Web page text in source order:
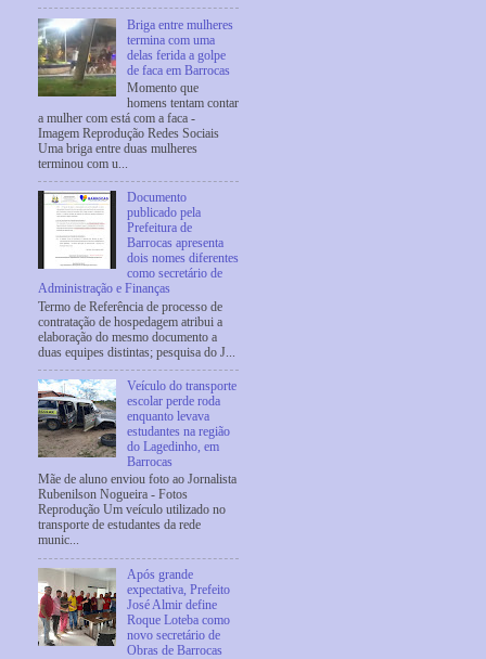
Briga entre mulheres
termina com uma
delas ferida a golpe
de faca em Barrocas
Momento que
homens tentam contar
a mulher com está com a faca -
Imagem Reprodução Redes Sociais
Uma briga entre duas mulheres
terminou com u...
Documento
publicado pela
Prefeitura de
Barrocas apresenta
dois nomes diferentes
como secretário de
Administração e Finanças
Termo de Referência de processo de
contratação de hospedagem atribui a
elaboração do mesmo documento a
duas equipes distintas; pesquisa do J...
Veículo do transporte
escolar perde roda
enquanto levava
estudantes na região
do Lagedinho, em
Barrocas
Mãe de aluno enviou foto ao Jornalista
Rubenilson Nogueira - Fotos
Reprodução Um veículo utilizado no
transporte de estudantes da rede
munic...
Após grande
expectativa, Prefeito
José Almir define
Roque Loteba como
novo secretário de
Obras de Barrocas